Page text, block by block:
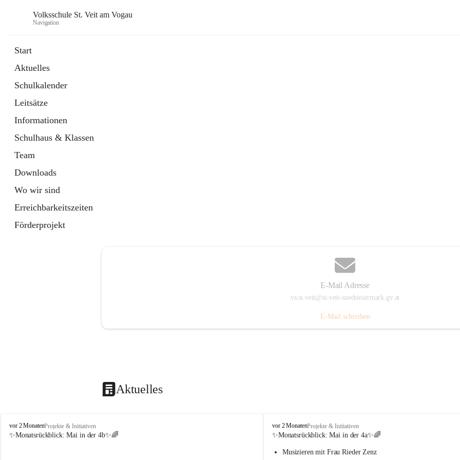
Volksschule St. Veit am Vogau
Navigation
Start
Aktuelles
Schulkalender
Leitsätze
Informationen
Schulhaus & Klassen
Team
Downloads
Wo wir sind
Erreichbarkeitszeiten
Förderprojekt
E-Mail Adresse
vs.st.veit@st-veit-suedsteiermark.gv.at
E-Mail schreiben
Aktuelles
V
o
vor 2 MonatenProjekte & Initiativen
✨Monatsrückblick: Mai in der 4b✨🌈
V
o
k
vor 2 MonatenProjekte & Initiativen
✨Monatsrückblick: Mai in der 4a✨🌈
Musizieren mit Frau Rieder Zenz